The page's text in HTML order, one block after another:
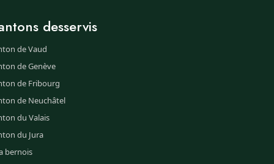
desservis
de Vaud
de Genève
de Fribourg
de Neuchâtel
du Valais
du Jura
bernois